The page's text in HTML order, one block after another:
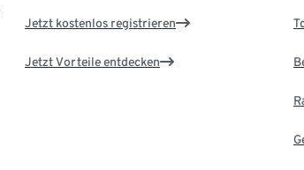
Jetzt kostenlos registrieren
Jetzt Vorteile entdecken